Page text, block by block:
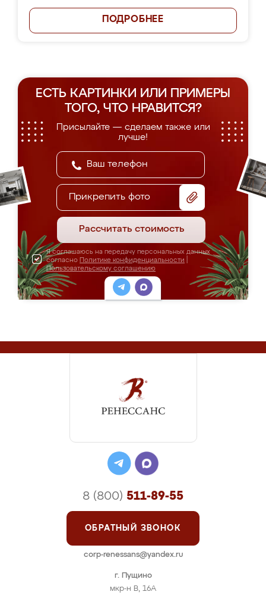
ПОДРОБНЕЕ
ЕСТЬ КАРТИНКИ ИЛИ ПРИМЕРЫ
ТОГО, ЧТО НРАВИТСЯ?
Присылайте — сделаем также или
лучше!
Прикрепить фото
Рассчитать стоимость
Я соглашаюсь на передачу персональных данных
согласно Политике конфиденциальности
Пользовательскому соглашению
г. Пущино
мкр-н В, 16А
8 (800) 511-89-55
ОБРАТНЫЙ ЗВОНОК
corp-renessans@yandex.ru